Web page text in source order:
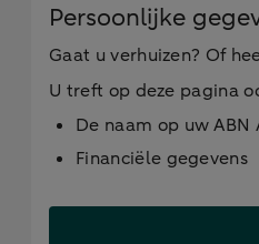
Persoonlijke
Gaat u verhuizen? Of
U treft op deze pagina
De naam op uw ABN
Financiële gegevens